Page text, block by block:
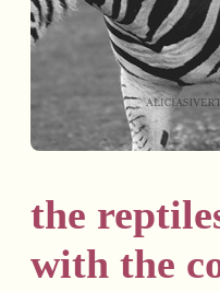
the
with the